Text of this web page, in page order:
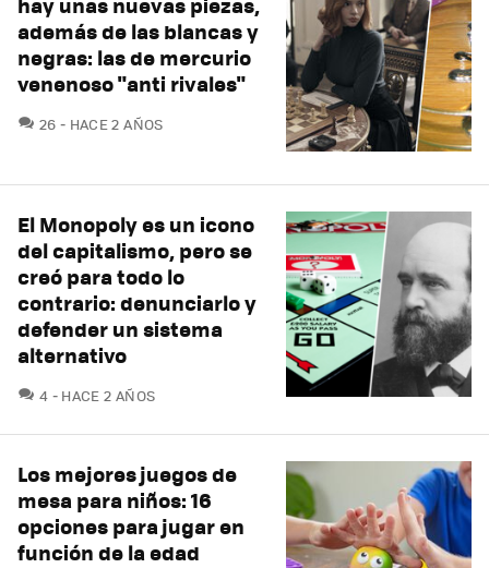
además de las blancas y
negras: las de mercurio
venenoso "anti rivales"
26 COMENTARIOS
HACE 2 AÑOS
El Monopoly es un icono
del capitalismo, pero se
creó para todo lo
contrario: denunciarlo y
defender un sistema
alternativo
4 COMENTARIOS
HACE 2 AÑOS
Los mejores juegos de
mesa para niños: 16
opciones para jugar en
función de la edad